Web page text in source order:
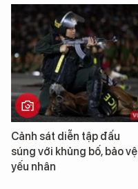
Cảnh sát diễn tập đấu
súng với khủng bố, bảo vệ
yếu nhân